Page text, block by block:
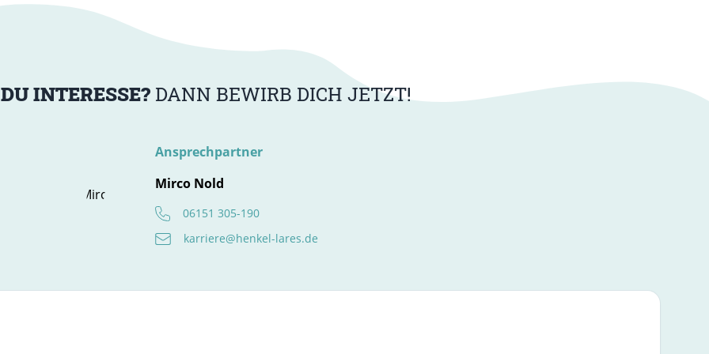
INTERESSE?DANN BEWIRB DICH JETZT!
Ansprechpartner
Mirco Nold
06151 305-190
karriere@henkel-lares.de